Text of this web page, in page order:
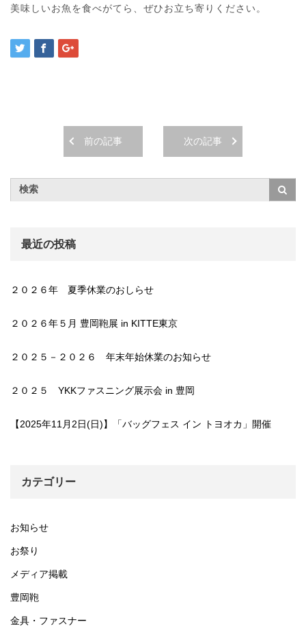
美味しいお魚を食べがてら、ぜひお立ち寄りください。
前の記事 次の記事
最近の投稿
２０２６年 夏季休業のおしらせ
２０２６年５月 豊岡鞄展 in KITTE東京
２０２５－２０２６ 年末年始休業のお知らせ
２０２５ YKKファスニング展示会 in 豊岡
【2025年11月2日(日)】「バッグフェス イン トヨオカ」開催
カテゴリー
お知らせ
お祭り
メディア掲載
豊岡鞄
金具・ファスナー